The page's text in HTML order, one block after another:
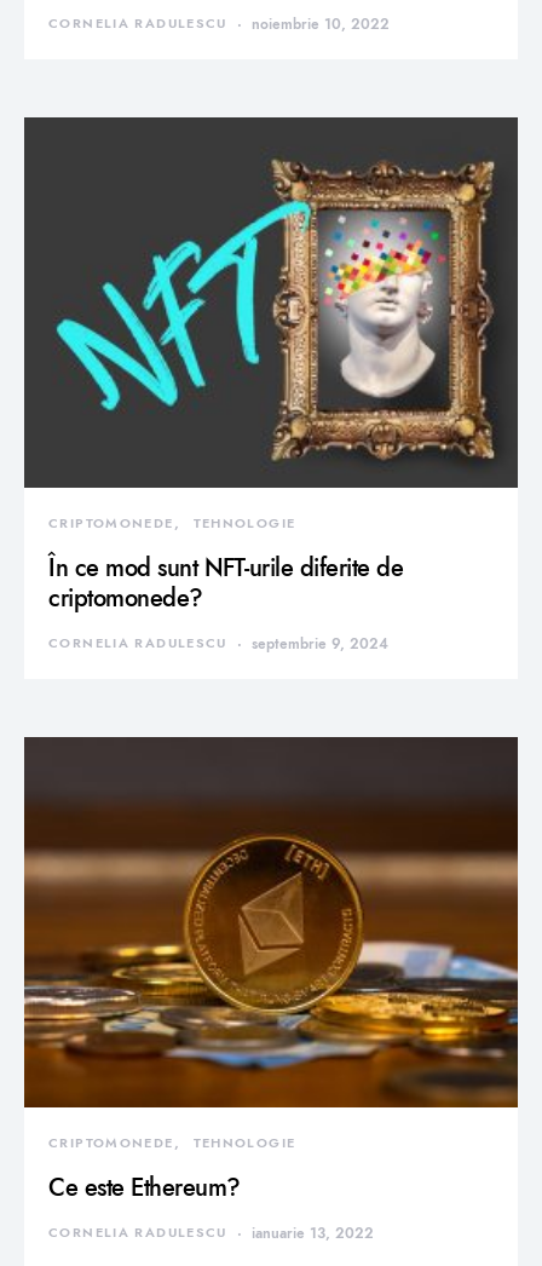
CORNELIA RADULESCU noiembrie 10, 2022
CRIPTOMONEDE TEHNOLOGIE
În ce mod sunt NFT-urile diferite de
criptomonede?
CORNELIA RADULESCU septembrie 9, 2024
CRIPTOMONEDE TEHNOLOGIE
Ce este Ethereum?
CORNELIA RADULESCU ianuarie 13, 2022